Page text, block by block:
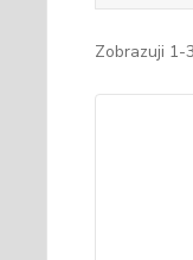
Zobrazuji 1-